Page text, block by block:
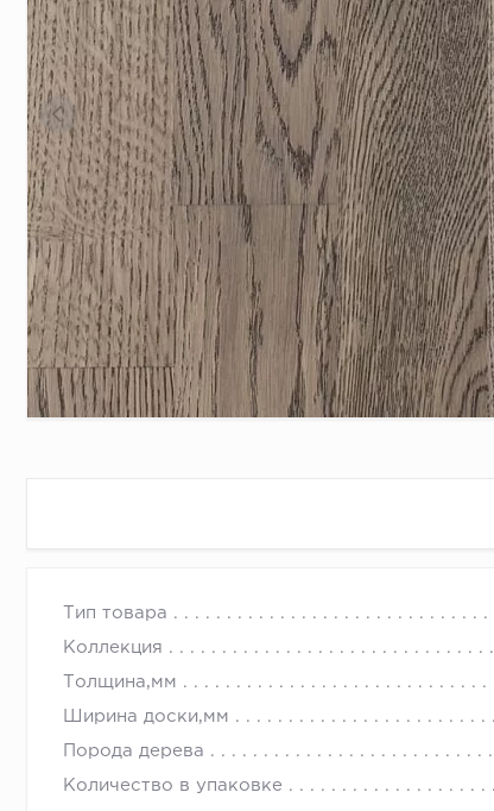
Тип товара
Коллекция
Толщина,мм
Ширина доски,мм
Порода дерева
Количество в упаковке
Первый ряд: